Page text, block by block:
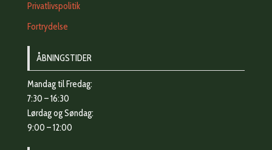
Privatlivspolitik
Fortrydelse
ÅBNINGSTIDER
Mandag til Fredag:
7:30 – 16:30
Lørdag og Søndag:
9:00 – 12:00